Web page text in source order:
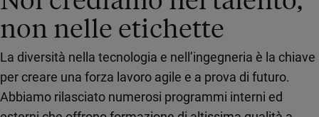
non nelle etichette
La diversità nella tecnologia e nell’ingegneria è la chiave
per creare una forza lavoro agile e a prova di futuro.
Abbiamo rilasciato numerosi programmi interni ed